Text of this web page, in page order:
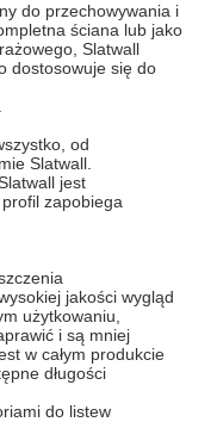
do przechowywania i
ściana lub jako
Slatwall
dostosowuje się do
od
Slatwall.
jest
zapobiega
jakości wygląd
użytkowaniu,
i są mniej
w całym produkcie
długości
do listew